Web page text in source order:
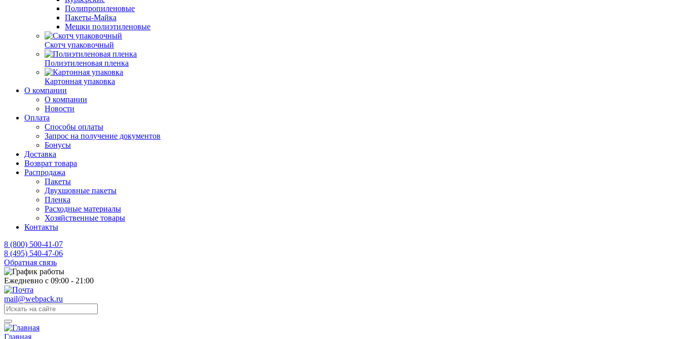
Полипропиленовые
Пакеты-Майка
Мешки полиэтиленовые
Скотч упаковочный
Полиэтиленовая пленка
Картонная упаковка
О компании
О компании
Новости
Оплата
Способы оплаты
Запрос на получение документов
Бонусы
Доставка
Возврат товара
Распродажа
Пакеты
Двухшовные пакеты
Пленка
Расходные материалы
Хозяйственные товары
Контакты
8 (800) 500-41-07
8 (495) 540-47-06
Обратная связь
Ежедневно с 09:00 - 21:00
mail@webpack.ru
Главная